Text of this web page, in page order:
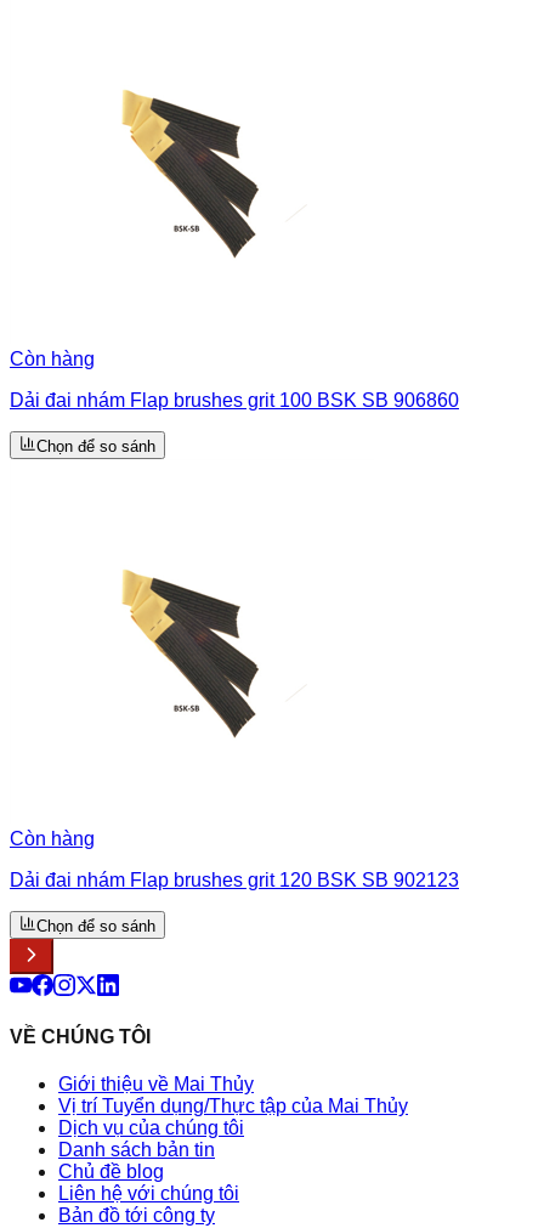
Còn hàng
Dải đai nhám Flap brushes grit 100 BSK SB 906860
Chọn để so sánh
Còn hàng
Dải đai nhám Flap brushes grit 120 BSK SB 902123
Chọn để so sánh
VỀ CHÚNG TÔI
Giới thiệu về Mai Thủy
Vị trí Tuyển dụng/Thực tập của Mai Thủy
Dịch vụ của chúng tôi
Danh sách bản tin
Chủ đề blog
Liên hệ với chúng tôi
Bản đồ tới công ty